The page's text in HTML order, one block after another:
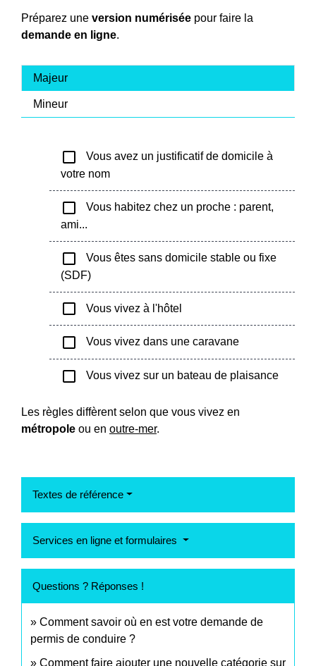
Préparez une version numérisée pour faire la
demande en ligne.
Majeur
Mineur
check_box_outline_blank
Vous avez un justificatif de domicile à
votre nom
check_box_outline_blank
Vous habitez chez un proche : parent,
ami...
check_box_outline_blank
Vous êtes sans domicile stable ou fixe
(SDF)
check_box_outline_blank Vous vivez à l'hôtel
check_box_outline_blank Vous vivez dans une caravane
check_box_outline_blank Vous vivez sur un bateau de plaisance
Les règles diffèrent selon que vous vivez en
métropole ou en outre-mer.
Textes de référence
Services en ligne et formulaires
Questions ? Réponses !
Comment savoir où en est votre demande de
permis de conduire ?
Comment faire ajouter une nouvelle catégorie sur